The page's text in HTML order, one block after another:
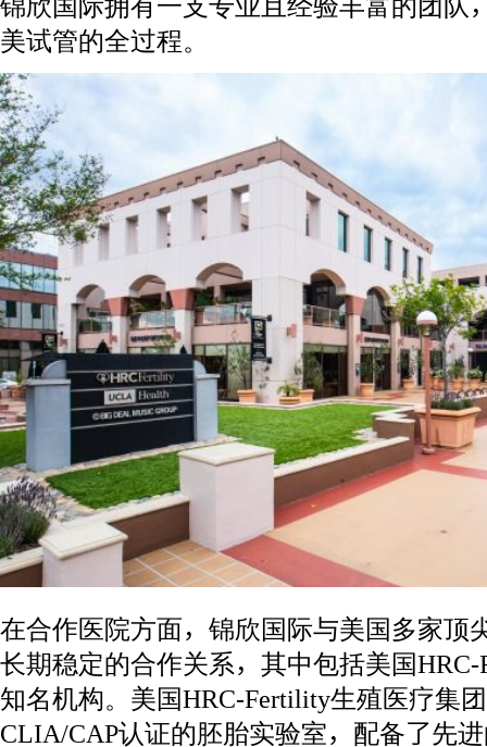
锦欣国际拥有一支专业且经验丰富的团队
美试管的全过程。
在合作医院方面，锦欣国际与美国多家顶
长期稳定的合作关系，其中包括美国
知名机构。美国HRC-Fertility生殖医疗集
CLIA/CAP认证的胚胎实验室，配备了先